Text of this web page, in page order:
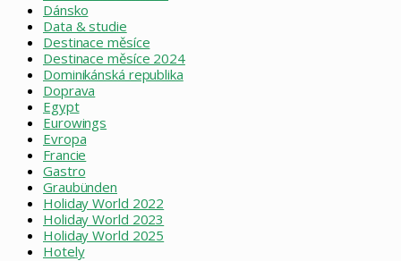
Dánsko
Data & studie
Destinace měsíce
Destinace měsíce 2024
Dominikánská republika
Doprava
Egypt
Eurowings
Evropa
Francie
Gastro
Graubünden
Holiday World 2022
Holiday World 2023
Holiday World 2025
Hotely